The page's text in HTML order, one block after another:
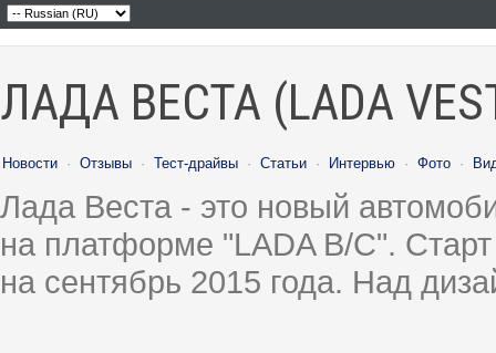
ЛАДА ВЕСТА (LADA
Новости · Отзывы · Тест-драйвы · Статьи · Интервью · Фото ·
Лада Веста - это новый
на платформе "LADA B/C".
на сентябрь 2015 года. Над